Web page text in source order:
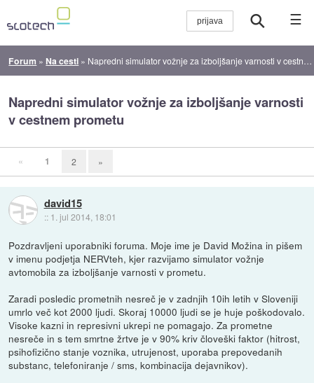
☰
Forum » Na cesti » Napredni simulator vožnje za izboljšanje varnosti v cestnem prometu
Napredni simulator vožnje za izboljšanje varnosti
v cestnem prometu
« 1 2 »
david15
:: 1. jul 2014, 18:01
Pozdravljeni uporabniki foruma. Moje ime je David Možina in pišem
v imenu podjetja NERVteh, kjer razvijamo simulator vožnje
avtomobila za izboljšanje varnosti v prometu.
Zaradi posledic prometnih nesreč je v zadnjih 10ih letih v Sloveniji
umrlo več kot 2000 ljudi. Skoraj 10000 ljudi se je huje poškodovalo.
Visoke kazni in represivni ukrepi ne pomagajo. Za prometne
nesreče in s tem smrtne žrtve je v 90% kriv človeški faktor (hitrost,
psihofizično stanje voznika, utrujenost, uporaba prepovedanih
substanc, telefoniranje / sms, kombinacija dejavnikov).